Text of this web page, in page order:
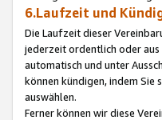
6.Laufzeit und
Die Laufzeit dieser
jederzeit ordentlich oder
automatisch und unter
können kündigen, indem Sie
auswählen.
Ferner können wir diese